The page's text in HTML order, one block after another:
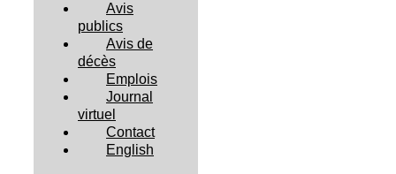
Avis
publics
Avis de
décès
Emplois
Journal
virtuel
Contact
English